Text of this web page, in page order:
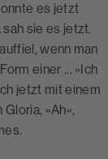
es jetzt
sie es jetzt.
wenn man
einer ... »Ich
jetzt mit einem
»Ah«,